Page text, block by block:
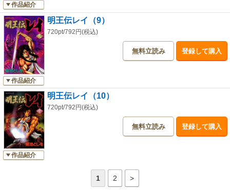
作品紹介
作品紹介
明王伝レイ（9）
720pt/792円(税込)
無料立読み 登録して購入
作品紹介
明王伝レイ（10）
720pt/792円(税込)
無料立読み 登録して購入
1 2 >